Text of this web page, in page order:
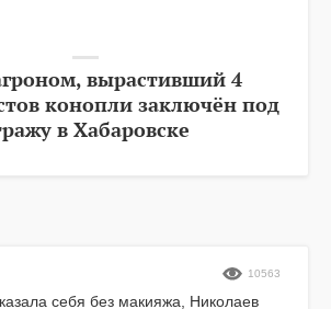
вырастивший 4
конопли заключён под
в Хабаровске
10563